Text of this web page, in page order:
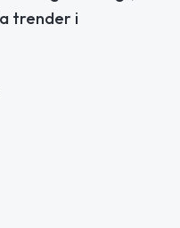
trender i